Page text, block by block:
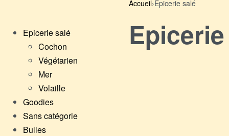
Epicerie salé
Cochon
Végétarien
Mer
Volaille
Goodies
Sans catégorie
Bulles
Accueil›Epicerie salé